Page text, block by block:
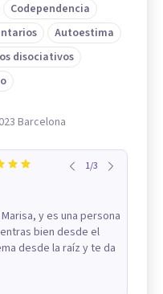
Codependencia
Autoestima
disociativos
Barcelona
1/3
y es una persona
bien desde el
desde la raíz y te da